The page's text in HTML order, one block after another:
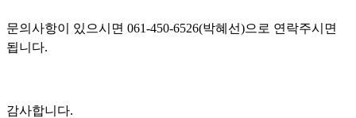
문의사항이 있으시면 061-450-6526(박혜선)으로 연락주시면
됩니다.
감사합니다.